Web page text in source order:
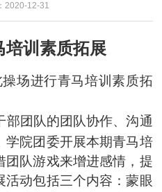
2020-12-31
培训素质拓展
场进行青马培训素质拓
部团队的团队协作、沟通
学院团委开展本期青马培
团队游戏来增进感情，提
活动包括三个内容：蒙眼